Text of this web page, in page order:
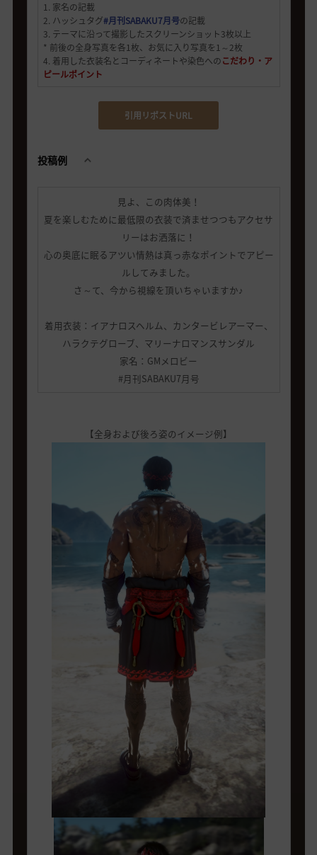
1. 家名の記載
2. ハッシュタグ#月刊SABAKU7月号の記載
3. テーマに沿って撮影したスクリーンショット3枚以上
* 前後の全身写真を各1枚、お気に入り写真を1～2枚
4. 着用した衣装名とコーディネートや染色へのこだわり・ア
ピールポイント
引用リポストURL
投稿例
見よ、この肉体美！
夏を楽しむために最低限の衣装で済ませつつもアクセサ
リーはお洒落に！
心の奥底に眠るアツい情熱は真っ赤なポイントでアピー
ルしてみました。
さ～て、今から視線を頂いちゃいますか♪
着用衣装：イアナロスヘルム、カンタービレアーマー、
ハラクテグローブ、マリーナロマンスサンダル
家名：GMメロビー
#月刊SABAKU7月号
【全身および後ろ姿のイメージ例】